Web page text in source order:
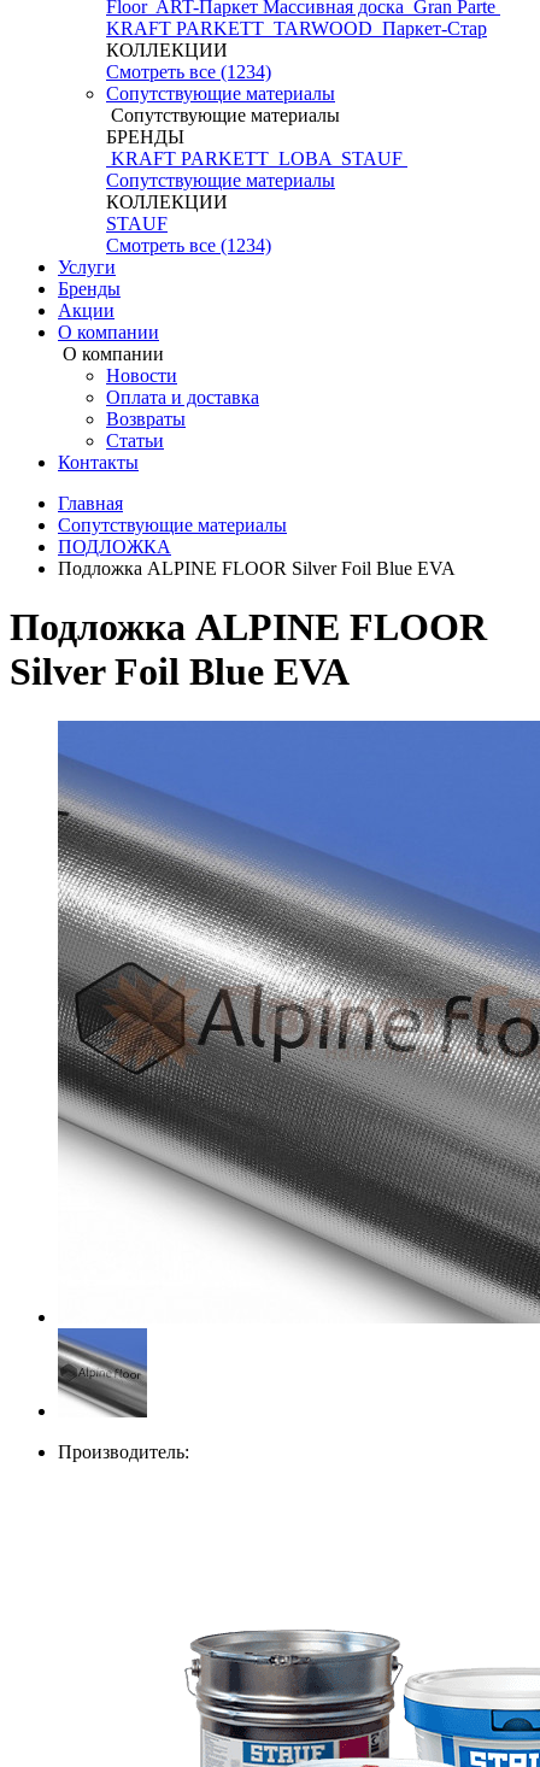
Floor ART-Паркет Массивная доска Gran Parte
KRAFT PARKETT TARWOOD Паркет-Стар
КОЛЛЕКЦИИ
Смотреть все (1234)
Сопутствующие материалы
Сопутствующие материалы
БРЕНДЫ
KRAFT PARKETT LOBA STAUF
Сопутствующие материалы
КОЛЛЕКЦИИ
STAUF
Смотреть все (1234)
Услуги
Бренды
Акции
О компании
О компании
Новости
Оплата и доставка
Возвраты
Статьи
Контакты
Главная
Сопутствующие материалы
ПОДЛОЖКА
Подложка ALPINE FLOOR Silver Foil Blue EVA
Подложка ALPINE FLOOR
Silver Foil Blue EVA
Производитель: